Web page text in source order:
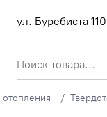
ул. Буребиста 110